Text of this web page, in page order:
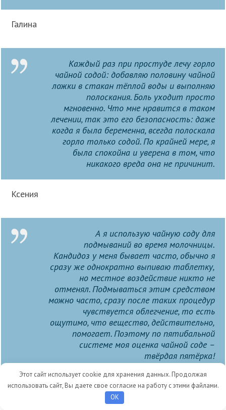
Галина
Каждый раз при простуде лечу горло
чайной содой: добавляю половину чайной
ложки в стакан тёплой воды и выполняю
полоскания. Боль уходит просто
мгновенно. Что мне нравится в таком
лечении, так это его безопасность: даже
когда я была беременна, всегда полоскала
горло только содой. По крайней мере, я
была спокойна и уверена в том, что
никакого вреда она не причинит.
Ксения
А я использую чайную соду для
подмываний во время молочницы.
Кандидоз у меня бывает часто, обычно я
сразу же однократно выпиваю таблетку,
но местное воздействие никто не
отменял. Подмываться этим средством
можно часто, сразу после таких процедур
чувствуется облегчение, то есть
ощутимо, что вещество, действительно,
помогает. Поэтому по пятибальной
системе моя оценка чайной соде –
твёрдая пятёрка!
ПОНРАВИЛАСЬ СТАТЬЯ? ПОДЕЛИСЬ С
Этот сайт использует cookie для хранения данных. Продолжая
использовать сайт, Вы даете свое согласие на работу с этими файлами.
OK